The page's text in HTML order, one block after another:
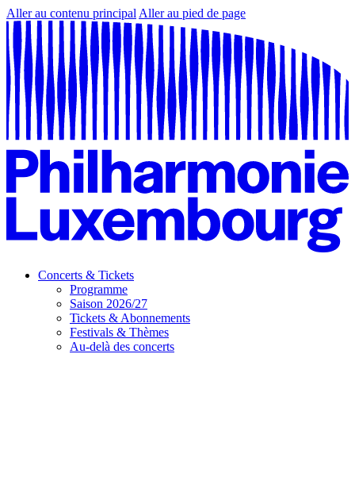
Aller au contenu principal Aller au pied de page
Concerts & Tickets
Programme
Saison 2026/27
Tickets & Abonnements
Festivals & Thèmes
Au-delà des concerts